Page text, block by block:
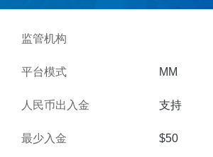
监管机构
平台模式 MM
人民币出入金 支持
最少入金 $50